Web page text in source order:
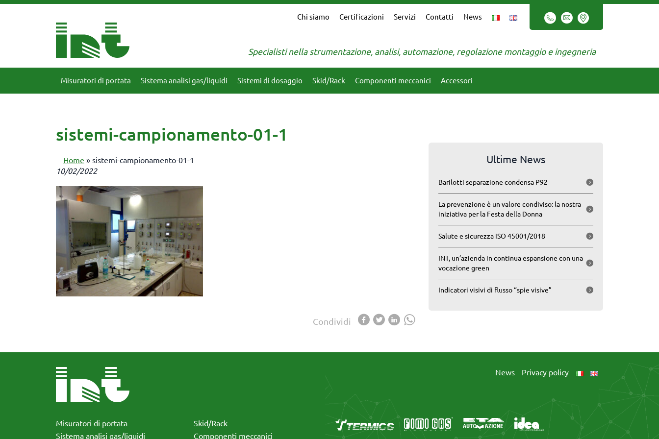
Chi siamo Certificazioni Servizi Contatti News
Specialisti nella strumentazione, analisi, automazione, regolazione montaggio e ingegneria
Misuratori di portata Sistema analisi gas/liquidi Sistemi di dosaggio Skid/Rack Componenti meccanici Accessori
sistemi-campionamento-01-1
Home » sistemi-campionamento-01-1
10/02/2022
Condividi
Ultime News
Barilotti separazione condensa P92
La prevenzione è un valore condiviso: la nostra
iniziativa per la Festa della Donna
Salute e sicurezza ISO 45001/2018
INT, un’azienda in continua espansione con una
vocazione green
Indicatori visivi di flusso “spie visive”
News Privacy policy
Misuratori di portata
Sistema analisi gas/liquidi
Skid/Rack
Componenti meccanici